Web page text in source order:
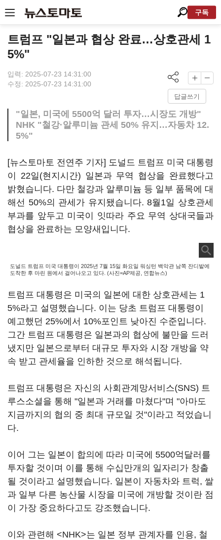
구독
트럼프 "일본과 협상 완료…상호관세 1
5%"
입력: 2025-07-23 14:31:00
수정: 2025-07-23 14:31:00
답글쓰기
"일본, 미국에 5500억 달러 투자…시장도 개방"
NHK "철강·알루미늄 관세 50% 유지…자동차 12.
5%"
[뉴스토마토 전연주 기자] 도널드 트럼프 미국 대통령
이 22일(현지시간) 일본과 무역 협상을 완료했다고
밝혔습니다. 다만 철강과 알루미늄 등 일부 품목에 대
해선 50%의 관세가 유지됐습니다. 8월1일 상호관세
부과를 앞두고 미국이 잇따라 주요 무역 상대국들과
협상을 완료하는 모양새입니다.
도널드 트럼프 미국 대통령이 2025년 7월 15일 화요일 워싱턴 백악관 남쪽 잔디밭에
도착한 후 마린 원에서 걸어나오고 있다. (사진=AP제공, 연합뉴스)
트럼프 대통령은 미국의 일본에 대한 상호관세는 1
5%라고 설명했습니다. 이는 당초 트럼프 대통령이
예고했던 25%에서 10%포인트 낮아진 수준입니다.
그간 트럼프 대통령은 일본과의 협상에 불만을 드러
냈지만 일본으로부터 대규모 투자와 시장 개방을 약
속 받고 관세율을 인하한 것으로 해석됩니다.
트럼프 대통령은 자신의 사회관계망서비스(SNS) 트
루스소셜을 통해 "일본과 거래를 마쳤다"며 "아마도
지금까지의 협의 중 최대 규모일 것"이라고 적었습니
다.
이어 그는 일본이 합의에 따라 미국에 5500억달러를
투자할 것이며 이를 통해 수십만개의 일자리가 창출
될 것이라고 설명했습니다. 일본이 자동차와 트럭, 쌀
과 일부 다른 농산물 시장을 미국에 개방할 것이란 점
이 가장 중요하다고도 강조했습니다.
이와 관련해 <NHK>는 일본 정부 관계자를 인용, 철